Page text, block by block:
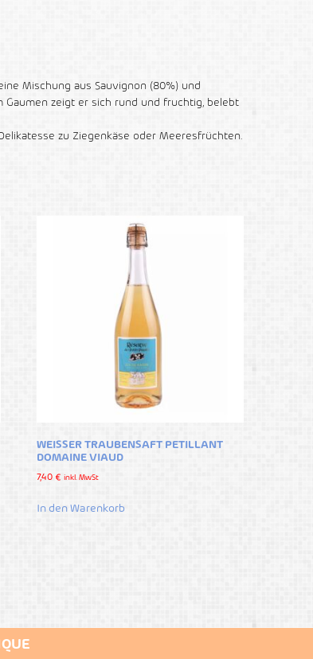
Mischung aus Sauvignon (80%) und
zeigt er sich rund und fruchtig, belebt
zu Ziegenkäse oder Meeresfrüchten.
WEISSER TRAUBENSAFT PETILLANT
DOMAINE VIAUD
7,40 € inkl. MwSt
In den Warenkorb